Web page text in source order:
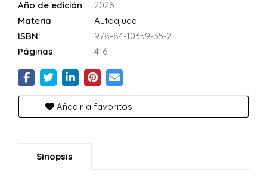
Año de edición:
2026
Materia
Autoajuda
ISBN:
978-84-10359-35-2
Páginas:
416
Añadir a favoritos
Sinopsis